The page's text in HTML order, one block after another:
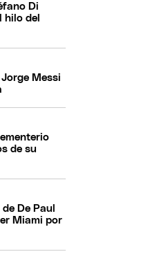
Di
del
Messi
de su
De Paul
Miami por